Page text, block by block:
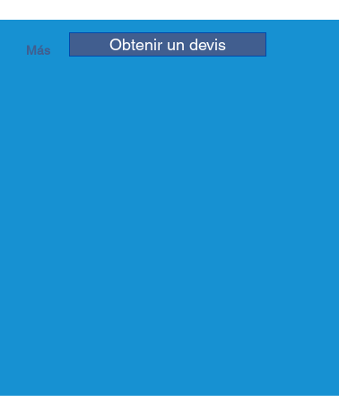
Más Obtenir un devis